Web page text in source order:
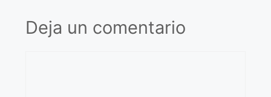
Deja un comentario